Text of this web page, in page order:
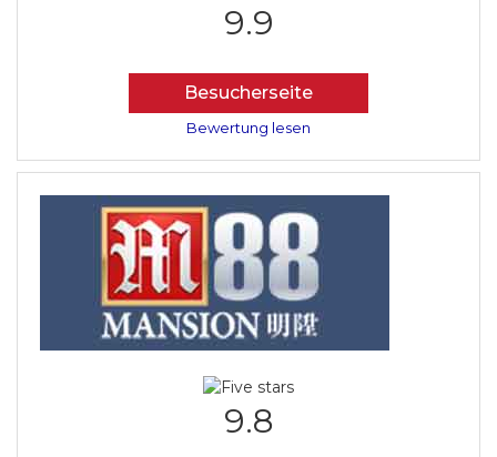
9.9
Besucherseite
Bewertung lesen
9.8